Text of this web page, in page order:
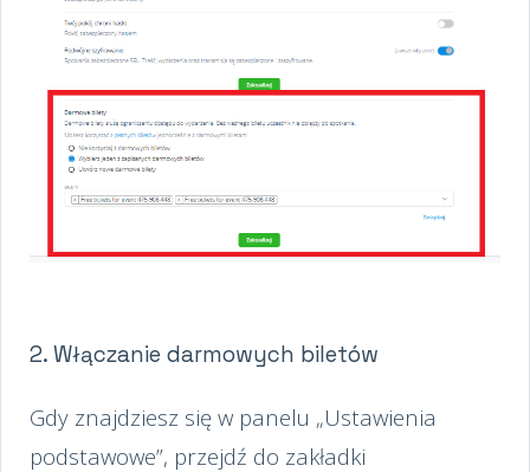
2. Włączanie darmowych biletów
Gdy znajdziesz się w panelu „Ustawienia
podstawowe”, przejdź do zakładki